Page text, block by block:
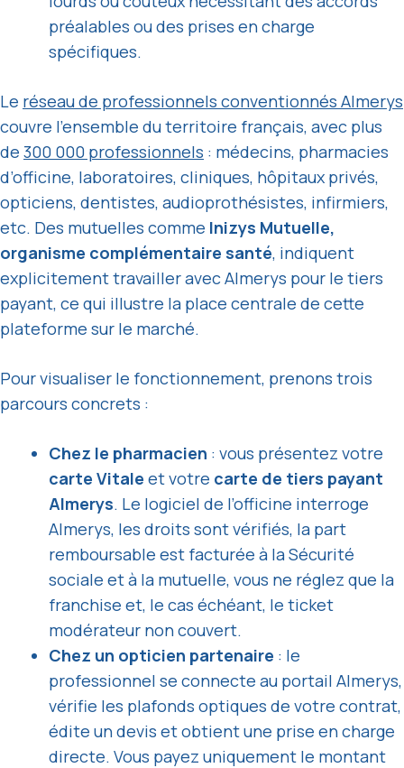
préalables ou des prises en charge
spécifiques.
Le réseau de professionnels conventionnés Almerys
couvre l’ensemble du territoire français, avec plus
de 300 000 professionnels : médecins, pharmacies
d’officine, laboratoires, cliniques, hôpitaux privés,
opticiens, dentistes, audioprothésistes, infirmiers,
etc. Des mutuelles comme Inizys Mutuelle,
organisme complémentaire santé, indiquent
explicitement travailler avec Almerys pour le tiers
payant, ce qui illustre la place centrale de cette
plateforme sur le marché.
Pour visualiser le fonctionnement, prenons trois
parcours concrets :
Chez le pharmacien : vous présentez votre
carte Vitale et votre carte de tiers payant
Almerys. Le logiciel de l’officine interroge
Almerys, les droits sont vérifiés, la part
remboursable est facturée à la Sécurité
sociale et à la mutuelle, vous ne réglez que la
franchise et, le cas échéant, le ticket
modérateur non couvert.
Chez un opticien partenaire : le
professionnel se connecte au portail Almerys,
vérifie les plafonds optiques de votre contrat,
édite un devis et obtient une prise en charge
directe. Vous payez uniquement le montant